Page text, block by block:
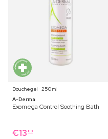
Douchegel ⋅ 250 ml
A-Derma
Exomega Control Soothing Bath
€13 89